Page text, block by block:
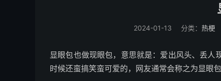
2024-01-13 分类： 热梗
显眼包也做现眼包，意思就是：爱出风头、丢
时候还蛮搞笑蛮可爱的，网友通常会称之为显眼